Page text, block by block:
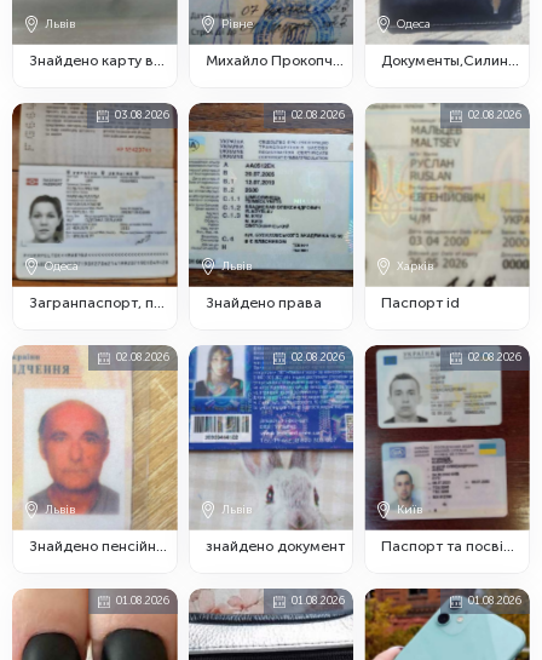
Львів Рівне Одеса
03.08.2026
Одеса
Загранпаспорт, пенсионное уд.
02.08.2026
Львів
Знайдено права
02.08.2026
Харків
Паспорт id
02.08.2026
Львів
02.08.2026
Львів
знайдено документ
02.08.2026
Київ
01.08.2026 01.08.2026 01.08.2026